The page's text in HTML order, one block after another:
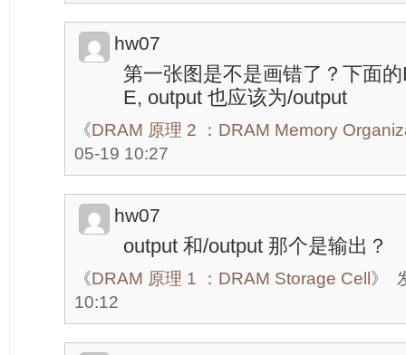
hw07
第一张图是不是画错了？下面
E, output 也应该为/output
《DRAM 原理 2 ：DRAM Memory
05-19 10:27
hw07
output 和/output 那个是输出？
《DRAM 原理 1 ：DRAM Storage Cell 》
10:12